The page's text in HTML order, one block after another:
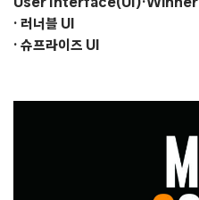
· 러너블 UI
· 슈프라이즈 UI